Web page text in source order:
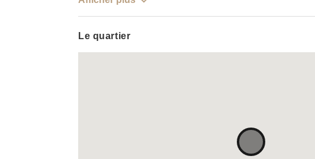
Le quartier